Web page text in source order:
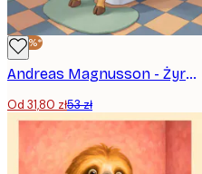
-40%*
Andreas Magnusson - Żyrafa czytająca wysokie myśli Plakat
Od 31,80 zł53 zł